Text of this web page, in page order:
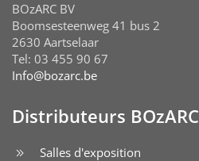
BOzARC BV
Boomsesteenweg 41 bus 2
2630 Aartselaar
Tel: 03 455 90 67
Info@bozarc.be
Distributeurs BOzARC
Salles d'exposition